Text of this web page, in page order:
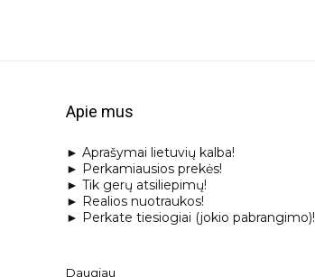
Apie mus
► Aprašymai lietuvių kalba!
► Perkamiausios prekės!
► Tik gerų atsiliepimų!
► Realios nuotraukos!
► Perkate tiesiogiai (jokio pabrangimo)!
Daugiau